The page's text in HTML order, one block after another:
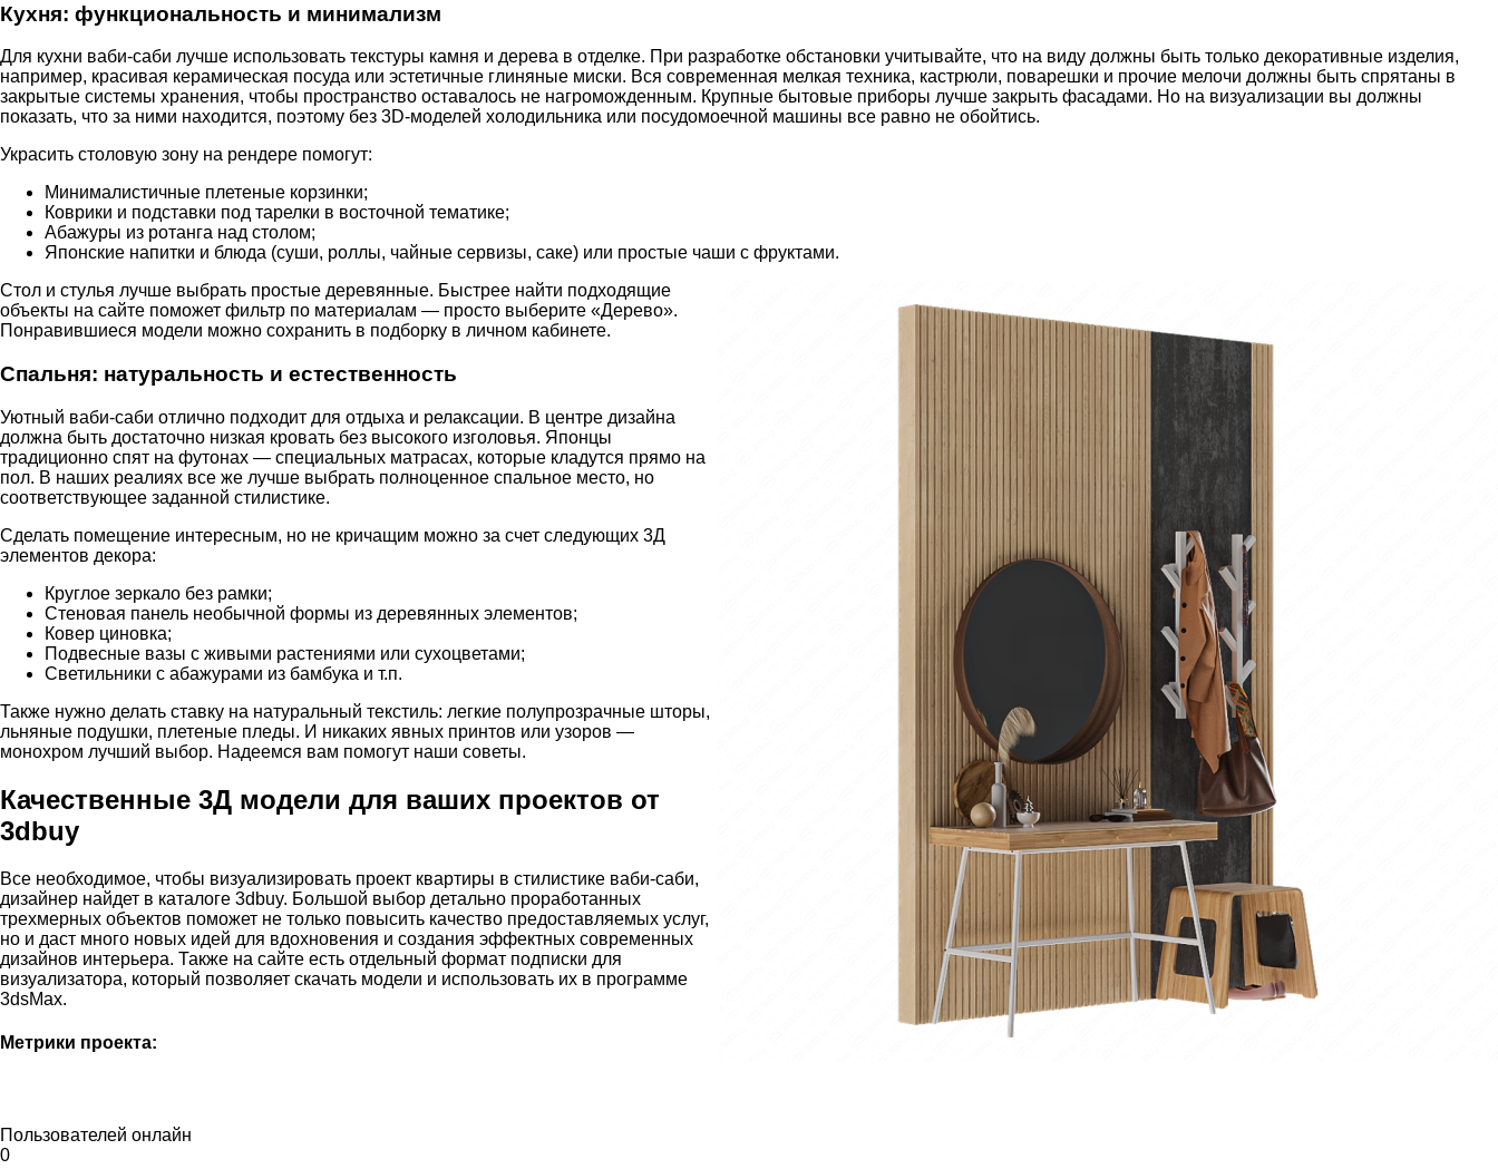
Кухня: функциональность и минимализм
Для кухни ваби-саби лучше использовать текстуры камня и дерева в отделке. При разработке обстановки учитывайте, что на виду должны быть только декоративные изделия,
например, красивая керамическая посуда или эстетичные глиняные миски. Вся современная мелкая техника, кастрюли, поварешки и прочие мелочи должны быть спрятаны в
закрытые системы хранения, чтобы пространство оставалось не нагроможденным. Крупные бытовые приборы лучше закрыть фасадами. Но на визуализации вы должны
показать, что за ними находится, поэтому без 3D-моделей холодильника или посудомоечной машины все равно не обойтись.
Украсить столовую зону на рендере помогут:
Минималистичные плетеные корзинки;
Коврики и подставки под тарелки в восточной тематике;
Абажуры из ротанга над столом;
Японские напитки и блюда (суши, роллы, чайные сервизы, саке) или простые чаши с фруктами.
Стол и стулья лучше выбрать простые деревянные. Быстрее найти подходящие
объекты на сайте поможет фильтр по материалам — просто выберите «Дерево».
Понравившиеся модели можно сохранить в подборку в личном кабинете.
Спальня: натуральность и естественность
Уютный ваби-саби отлично подходит для отдыха и релаксации. В центре дизайна
должна быть достаточно низкая кровать без высокого изголовья. Японцы
традиционно спят на футонах ­— специальных матрасах, которые кладутся прямо на
пол. В наших реалиях все же лучше выбрать полноценное спальное место, но
соответствующее заданной стилистике.
Сделать помещение интересным, но не кричащим можно за счет следующих 3Д
элементов декора:
Круглое зеркало без рамки;
Стеновая панель необычной формы из деревянных элементов;
Ковер циновка;
Подвесные вазы с живыми растениями или сухоцветами;
Светильники с абажурами из бамбука и т.п.
Также нужно делать ставку на натуральный текстиль: легкие полупрозрачные шторы,
льняные подушки, плетеные пледы. И никаких явных принтов или узоров —
монохром лучший выбор. Надеемся вам помогут наши советы.
Качественные 3Д модели для ваших проектов от
3dbuy
Все необходимое, чтобы визуализировать проект квартиры в стилистике ваби-саби,
дизайнер найдет в каталоге 3dbuy. Большой выбор детально проработанных
трехмерных объектов поможет не только повысить качество предоставляемых услуг,
но и даст много новых идей для вдохновения и создания эффектных современных
дизайнов интерьера. Также на сайте есть отдельный формат подписки для
визуализатора, который позволяет скачать модели и использовать их в программе
3dsMax.
Метрики проекта:
Пользователей онлайн
0